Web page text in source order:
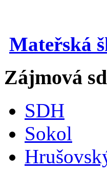
Mateřská
Zájmová
SDH
Sokol